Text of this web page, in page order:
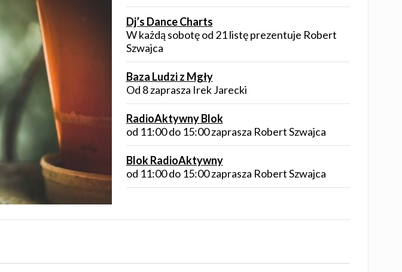
Dj’s Dance Charts
W każdą sobotę od 21 listę prezentuje Robert
Szwajca
Baza Ludzi z Mgły
Od 8 zaprasza Irek Jarecki
RadioAktywny Blok
od 11:00 do 15:00 zaprasza Robert Szwajca
Blok RadioAktywny
od 11:00 do 15:00 zaprasza Robert Szwajca